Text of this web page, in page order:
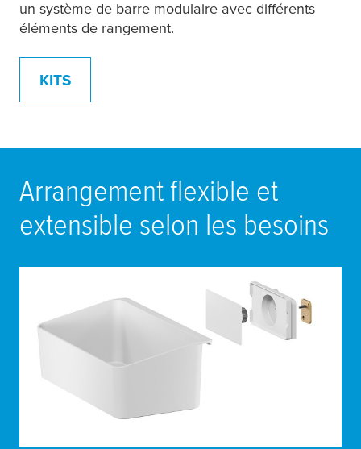
un système de barre modulaire avec différents
éléments de rangement.
KITS
Arrangement flexible et
extensible selon les besoins